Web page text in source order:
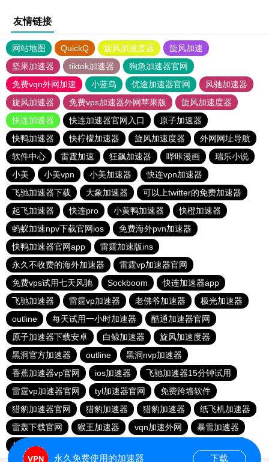
友情链接
网站地图 QuickQ 旋风加速度器
旋风加速
坚果加速器
tiktok加速器
狗急加速器官网
免费vqn外网加速
小蓝鸟 优途加速器官网
风驰加速器
旋风加速器
免费vps加速器外网苹果版
旋风加速度器
快连加速器
快连加速器官网入口
原子加速器
快鸭加速器
快柠檬加速器 旋风加速度器
外网网址导航
软件中心
雷霆加速 狂飙加速器 哔咔漫画
瑞乐小说
小美
小美vpn 小美加速器
快连vρn加速器
飞驰加速器下载
大象加速器
可以上twitter的免费加速器
起飞加速器
快连pro 小黄鸭加速器
快橙加速器
蚂蚁加速npv下载官网ios
免费海外pvn加速器
快鸭加速器官网app
雷霆加速版ins
永久不收费的海外加速器
雷霆vp加速器官网
免费vps试用七天风驰
Sockboom
快连加速器app
飞驰加速器
雷霆vp加速器 老佛爷加速器
极光加速器
outline
每天试用一小时加速器
酷通加速器官网
原子加速器下载安卓
白鲸加速器
旋风加速度器
黑洞官方加速器
outline
黑洞nvp加速器
香蕉加速器vp官网
ios加速器
飞驰加速器15分钟试用
雷霆vp加速器官网
tyl加速器官网
免费跨墙软件
猎豹加速器官网
猎豹加速器 猎豹加速器
纸飞机加速器
雷轰下载官网
猴王加速器 vqn加速外网
暴雪加速器
加速器试用两小时
永久免费使用的加速器 下载